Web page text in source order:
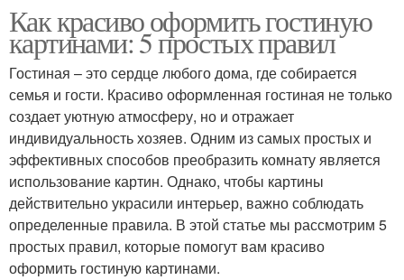
Как красиво оформить гостиную
картинами: 5 простых правил
Гостиная – это сердце любого дома, где собирается
семья и гости. Красиво оформленная гостиная не только
создает уютную атмосферу, но и отражает
индивидуальность хозяев. Одним из самых простых и
эффективных способов преобразить комнату является
использование картин. Однако, чтобы картины
действительно украсили интерьер, важно соблюдать
определенные правила. В этой статье мы рассмотрим 5
простых правил, которые помогут вам красиво
оформить гостиную картинами.